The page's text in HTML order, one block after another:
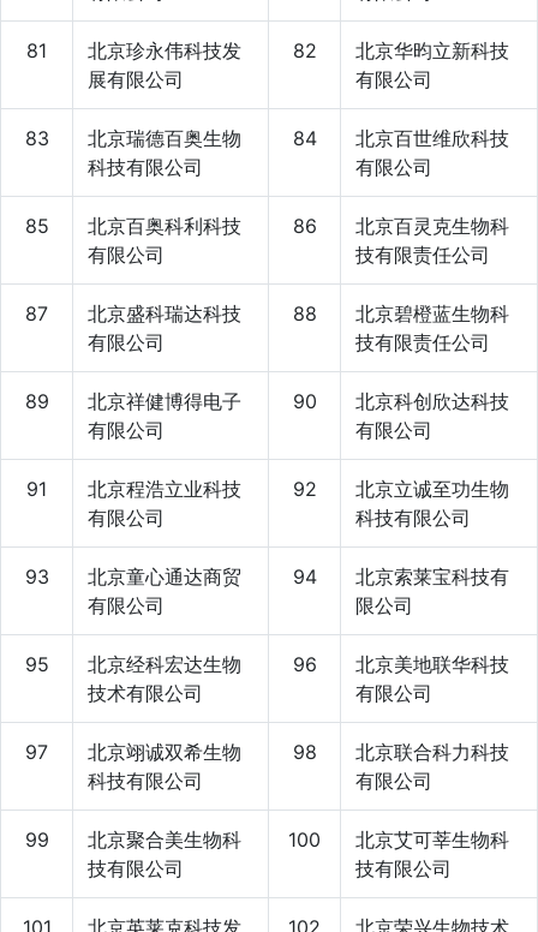
81
北京珍永伟科技发
展有限公司
82
北京华昀立新科技
有限公司
83
北京瑞德百奥生物
科技有限公司
84
北京百世维欣科技
有限公司
85
北京百奥科利科技
有限公司
86
北京百灵克生物科
技有限责任公司
87
北京盛科瑞达科技
有限公司
88
北京碧橙蓝生物科
技有限责任公司
89
北京祥健博得电子
有限公司
90
北京科创欣达科技
有限公司
91
北京程浩立业科技
有限公司
92
北京立诚至功生物
科技有限公司
93
北京童心通达商贸
有限公司
94
北京索莱宝科技有
限公司
95
北京经科宏达生物
技术有限公司
96
北京美地联华科技
有限公司
97
北京翊诚双希生物
科技有限公司
98
北京联合科力科技
有限公司
99
北京聚合美生物科
技有限公司
100
北京艾可莘生物科
技有限公司
101
北京英莱克科技发
102
北京荣兴生物技术